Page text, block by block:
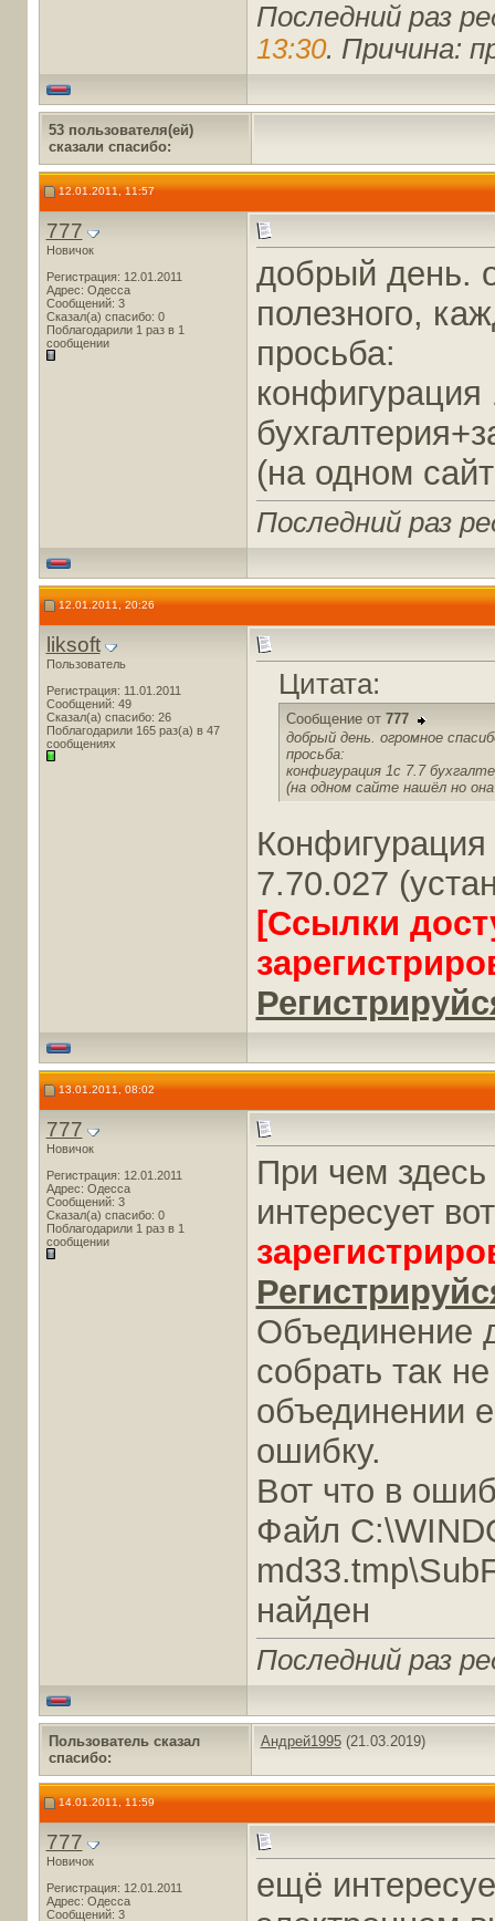
Последний раз
13:30. Причина:
53 пользователя(ей)
сказали cпасибо:
12.01.2011, 11:57
777
Новичок
Регистрация: 12.01.2011
Адрес: Одесса
Сообщений: 3
Сказал(а) спасибо: 0
Поблагодарили 1 раз в 1
сообщении
добрый день.
полезного,
просьба:
конфигурация
(на одном
Последний раз
12.01.2011, 20:26
liksoft
Пользователь
Регистрация: 11.01.2011
Сообщений: 49
Сказал(а) спасибо: 26
Поблагодарили 165 раз(а) в 47
сообщениях
Цитата:
Сообщение от 777
добрый день. огромное
просьба:
конфигурация 1с 7.7
(на одном сайте нашёл но
7.70.027
[Ссылки
13.01.2011, 08:02
777
Новичок
Регистрация: 12.01.2011
Адрес: Одесса
Сообщений: 3
Сказал(а) спасибо: 0
Поблагодарили 1 раз в 1
сообщении
При чем
интересует
Объединение
собрать так
объединении
ошибку.
Вот что в
Файл
найден
Последний раз
Пользователь сказал
cпасибо:
Андрей1995(21.03.2019)
14.01.2011, 11:59
777
Новичок
Регистрация: 12.01.2011
Адрес: Одесса
Сообщений: 3
ещё